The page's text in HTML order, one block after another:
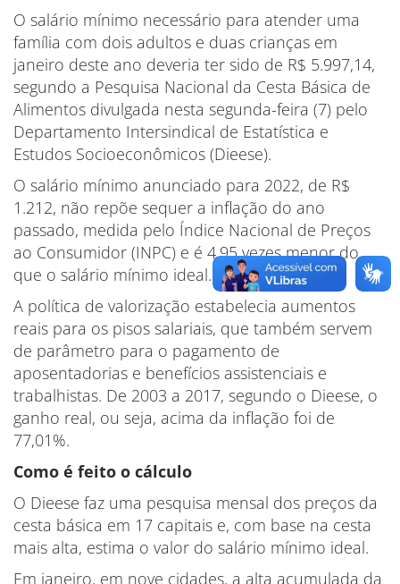
O salário mínimo necessário para atender uma
família com dois adultos e duas crianças em
janeiro deste ano deveria ter sido de R$ 5.997,14,
segundo a Pesquisa Nacional da Cesta Básica de
Alimentos divulgada nesta segunda-feira (7) pelo
Departamento Intersindical de Estatística e
Estudos Socioeconômicos (Dieese).
O salário mínimo anunciado para 2022, de R$
1.212, não repõe sequer a inflação do ano
passado, medida pelo Índice Nacional de Preços
ao Consumidor (INPC) e é 4,95 vezes menor do
que o salário mínimo ideal.
A política de valorização estabelecia aumentos
reais para os pisos salariais, que também servem
de parâmetro para o pagamento de
aposentadorias e benefícios assistenciais e
trabalhistas. De 2003 a 2017, segundo o Dieese, o
ganho real, ou seja, acima da inflação foi de
77,01%.
Como é feito o cálculo
O Dieese faz uma pesquisa mensal dos preços da
cesta básica em 17 capitais e, com base na cesta
mais alta, estima o valor do salário mínimo ideal.
Em janeiro, em nove cidades, a alta acumulada da